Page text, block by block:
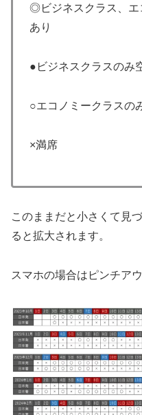
◎ビジネスクラス、エ
あり
●ビジネスクラスのみ
○エコノミークラスの
×満席
このままだと小さくて見
ると拡大されます。
スマホの場合はピンチア